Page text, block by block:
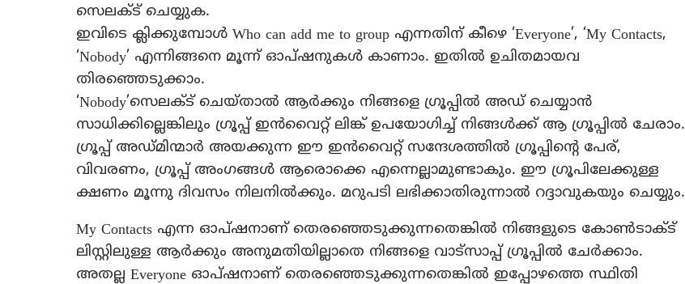
സെലക്ട് ചെയ്യുക.
ഇവിടെ ക്ലിക്കുമ്പോള്‍ Who can add me to group എന്നതിന് കീഴെ ‘Everyone’, ‘My Contacts,
‘Nobody’ എന്നിങ്ങനെ മൂന്ന് ഓപ്ഷനുകള്‍ കാണാം. ഇതില്‍ ഉചിതമായവ
തിരഞ്ഞെടുക്കാം.
‘Nobody’സെലക്ട് ചെയ്താല്‍ ആര്‍ക്കും നിങ്ങളെ ഗ്രൂപ്പില്‍ അഡ് ചെയ്യാന്‍
സാധിക്കില്ലെങ്കിലും ഗ്രൂപ്പ് ഇന്‍വൈറ്റ് ലിങ്ക് ഉപയോഗിച്ച് നിങ്ങള്‍ക്ക് ആ ഗ്രൂപ്പില്‍ ചേരാം.
ഗ്രൂപ്പ് അഡ്മിന്മാര്‍ അയക്കുന്ന ഈ ഇന്‍വൈറ്റ് സന്ദേശത്തില്‍ ഗ്രൂപ്പിന്റെ പേര്,
വിവരണം, ഗ്രൂപ്പ് അംഗങ്ങള്‍ ആരൊക്കെ എന്നെല്ലാമുണ്ടാകും. ഈ ഗ്രൂപിലേക്കുള്ള
ക്ഷണം മൂന്നു ദിവസം നിലനില്‍ക്കും. മറുപടി ലഭിക്കാതിരുന്നാല്‍ റദ്ദാവുകയും ചെയ്യും.
My Contacts എന്ന ഓപ്ഷനാണ് തെരഞ്ഞെടുക്കുന്നതെങ്കില്‍ നിങ്ങളുടെ കോണ്‍ടാക്ട്
ലിസ്റ്റിലുള്ള ആര്‍ക്കും അനുമതിയില്ലാതെ നിങ്ങളെ വാട്‌സാപ്പ് ഗ്രൂപ്പില്‍ ചേര്‍ക്കാം.
അതല്ല Everyone ഓപ്ഷനാണ് തെരഞ്ഞെടുക്കുന്നതെങ്കില്‍ ഇപ്പോഴത്തെ സ്ഥിതി